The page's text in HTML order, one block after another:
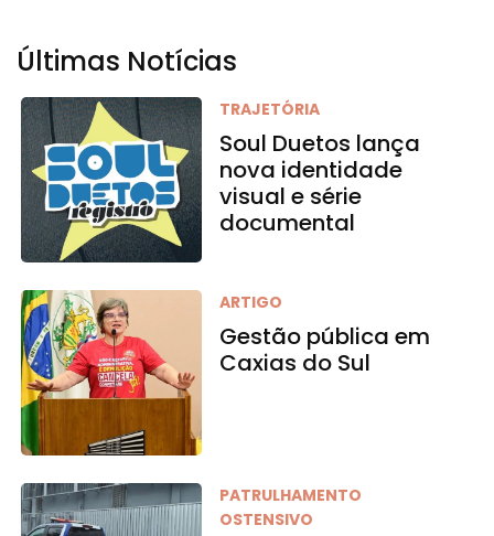
Últimas Notícias
TRAJETÓRIA
Soul Duetos lança
nova identidade
visual e série
documental
ARTIGO
Gestão pública em
Caxias do Sul
PATRULHAMENTO
OSTENSIVO